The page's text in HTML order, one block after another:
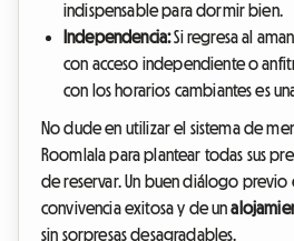
indispensable para dormir bien.
Independencia:Si regresa al
con acceso independiente o
con los horarios cambiantes es
No dude en utilizar el sistema de
Roomlala para plantear todas sus
de reservar. Un buen diálogo previo
convivencia exitosa y de un
sin sorpresas desagradables.